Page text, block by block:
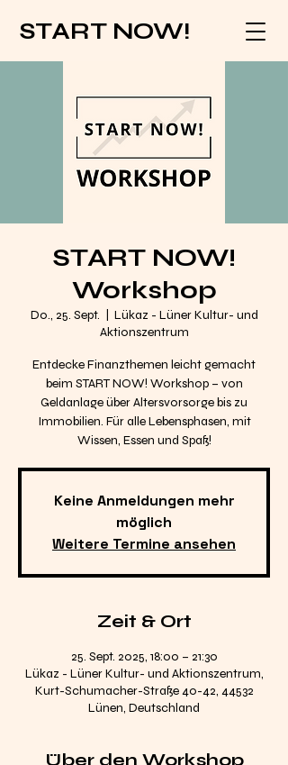
START NOW!
START NOW!
Workshop
Do., 25. Sept.
Lükaz - Lüner Kultur- und
Aktionszentrum
Entdecke Finanzthemen leicht gemacht
beim START NOW! Workshop – von
Geldanlage über Altersvorsorge bis zu
Immobilien. Für alle Lebensphasen, mit
Wissen, Essen und Spaß!
Keine Anmeldungen mehr
möglich
Weitere Termine ansehen
Zeit & Ort
25. Sept. 2025, 18:00 – 21:30
Lükaz - Lüner Kultur- und Aktionszentrum,
Kurt-Schumacher-Straße 40-42, 44532
Lünen, Deutschland
Über den Workshop